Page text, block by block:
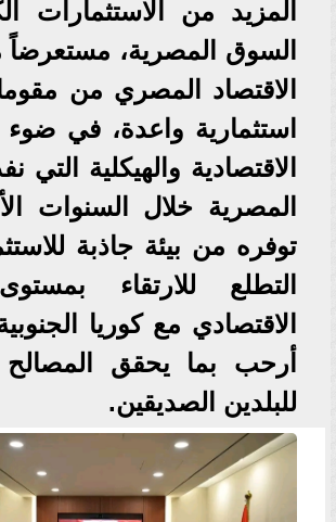
المزيد من الاستثمارات
السوق المصرية، مستعرضاً
الاقتصاد المصري من
استثمارية واعدة، في ضوء
الاقتصادية والهيكلية التي
المصرية خلال السنوات
توفره من بيئة جاذبة
التطلع للارتقاء
الاقتصادي مع كوريا
أرحب بما يحقق المصالح
للبلدين الصديقين.